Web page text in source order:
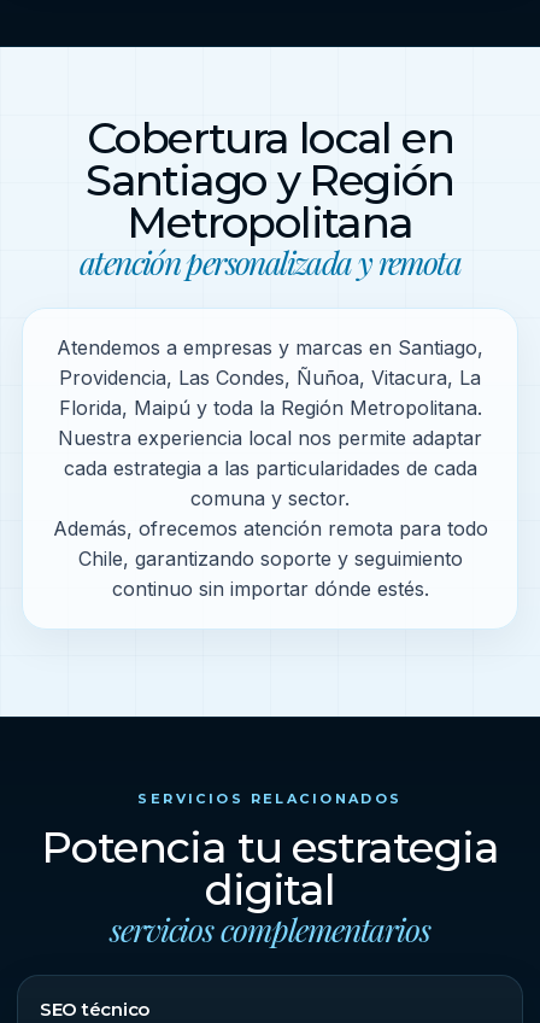
Cobertura local en
Santiago y Región
Metropolitana
atención personalizada y remota
Atendemos a empresas y marcas en Santiago,
Providencia, Las Condes, Ñuñoa, Vitacura, La
Florida, Maipú y toda la Región Metropolitana.
Nuestra experiencia local nos permite adaptar
cada estrategia a las particularidades de cada
comuna y sector.
Además, ofrecemos atención remota para todo
Chile, garantizando soporte y seguimiento
continuo sin importar dónde estés.
SERVICIOS RELACIONADOS
Potencia tu estrategia
digital
servicios complementarios
SEO técnico